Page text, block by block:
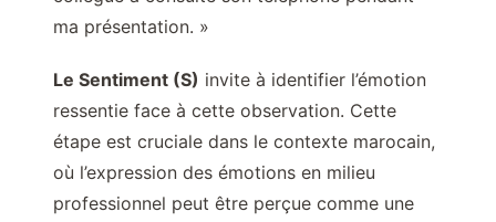
ma présentation. »
Le Sentiment (S) invite à identifier l’émotion
ressentie face à cette observation. Cette
étape est cruciale dans le contexte marocain,
où l’expression des émotions en milieu
professionnel peut être perçue comme une